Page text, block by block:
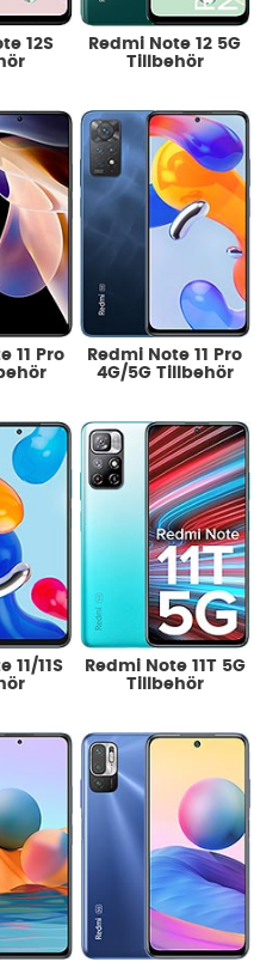
12S
Redmi Note 12 5G
Tillbehör
11 Pro
Redmi Note 11 Pro
4G/5G Tillbehör
11/11S
Redmi Note 11T 5G
Tillbehör